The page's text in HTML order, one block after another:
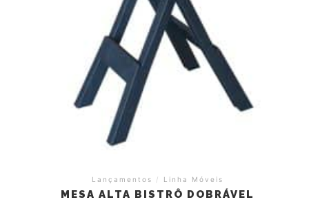
Lançamentos / Linha Móveis
MESA ALTA BISTRÔ DOBRÁVEL